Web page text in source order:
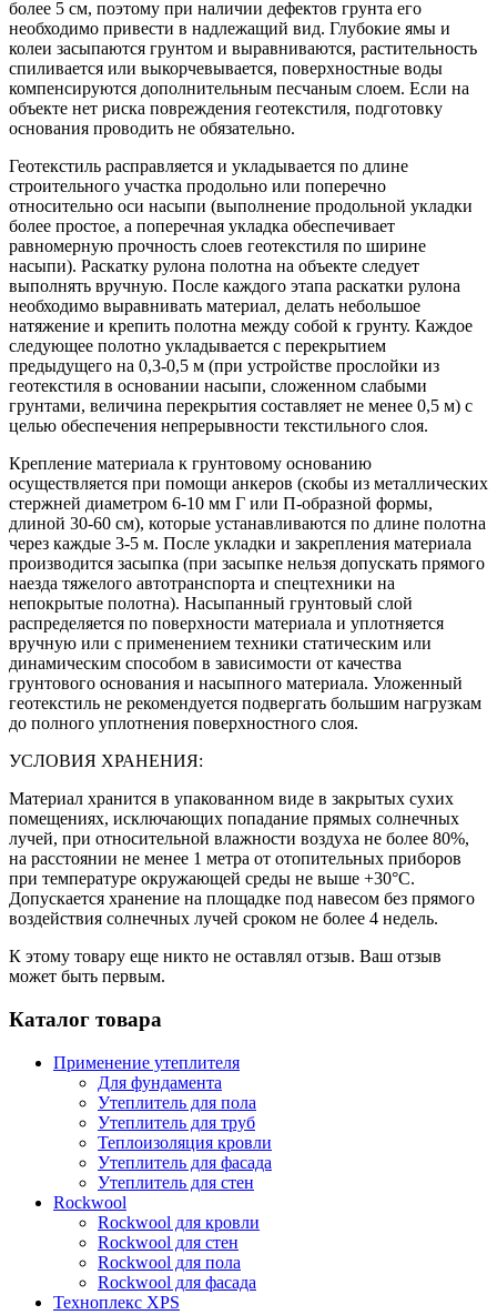
более 5 см, поэтому при наличии дефектов грунта его
необходимо привести в надлежащий вид. Глубокие ямы и
колеи засыпаются грунтом и выравниваются, растительность
спиливается или выкорчевывается, поверхностные воды
компенсируются дополнительным песчаным слоем. Если на
объекте нет риска повреждения геотекстиля, подготовку
основания проводить не обязательно.
Геотекстиль расправляется и укладывается по длине
строительного участка продольно или поперечно
относительно оси насыпи (выполнение продольной укладки
более простое, а поперечная укладка обеспечивает
равномерную прочность слоев геотекстиля по ширине
насыпи). Раскатку рулона полотна на объекте следует
выполнять вручную. После каждого этапа раскатки рулона
необходимо выравнивать материал, делать небольшое
натяжение и крепить полотна между собой к грунту. Каждое
следующее полотно укладывается с перекрытием
предыдущего на 0,3-0,5 м (при устройстве прослойки из
геотекстиля в основании насыпи, сложенном слабыми
грунтами, величина перекрытия составляет не менее 0,5 м) с
целью обеспечения непрерывности текстильного слоя.
Крепление материала к грунтовому основанию
осуществляется при помощи анкеров (скобы из металлических
стержней диаметром 6-10 мм Г или П-образной формы,
длиной 30-60 см), которые устанавливаются по длине полотна
через каждые 3-5 м. После укладки и закрепления материала
производится засыпка (при засыпке нельзя допускать прямого
наезда тяжелого автотранспорта и спецтехники на
непокрытые полотна). Насыпанный грунтовый слой
распределяется по поверхности материала и уплотняется
вручную или с применением техники статическим или
динамическим способом в зависимости от качества
грунтового основания и насыпного материала. Уложенный
геотекстиль не рекомендуется подвергать большим нагрузкам
до полного уплотнения поверхностного слоя.
УСЛОВИЯ ХРАНЕНИЯ:
Материал хранится в упакованном виде в закрытых сухих
помещениях, исключающих попадание прямых солнечных
лучей, при относительной влажности воздуха не более 80%,
на расстоянии не менее 1 метра от отопительных приборов
при температуре окружающей среды не выше +30°С.
Допускается хранение на площадке под навесом без прямого
воздействия солнечных лучей сроком не более 4 недель.
К этому товару еще никто не оставлял отзыв. Ваш отзыв
может быть первым.
Каталог товара
Применение утеплителя
Для фундамента
Утеплитель для пола
Утеплитель для труб
Теплоизоляция кровли
Утеплитель для фасада
Утеплитель для стен
Rockwool
Rockwool для кровли
Rockwool для стен
Rockwool для пола
Rockwool для фасада
Техноплекс XPS